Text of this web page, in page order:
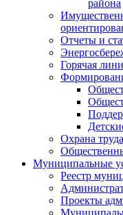
района
Отчеты и
Горячая
Охрана труда
Муниципальные
Реестр
Проекты